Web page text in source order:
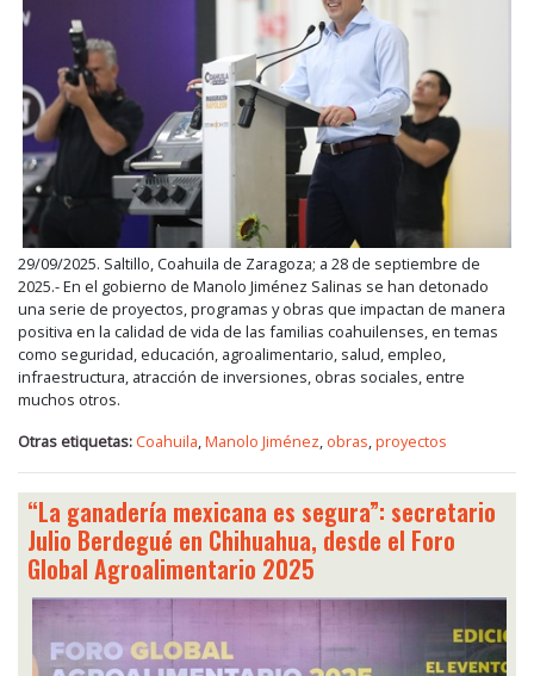
29/09/2025. Saltillo, Coahuila de Zaragoza; a 28 de septiembre de
2025.- En el gobierno de Manolo Jiménez Salinas se han detonado
una serie de proyectos, programas y obras que impactan de manera
positiva en la calidad de vida de las familias coahuilenses, en temas
como seguridad, educación, agroalimentario, salud, empleo,
infraestructura, atracción de inversiones, obras sociales, entre
muchos otros.
Otras etiquetas: Coahuila Manolo Jiménez obras proyectos
“La ganadería mexicana es segura”: secretario
Julio Berdegué en Chihuahua, desde el Foro
Global Agroalimentario 2025